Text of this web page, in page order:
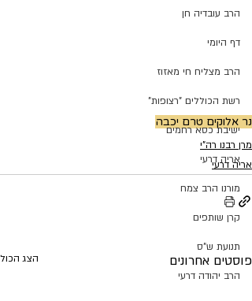
הרב עובדיה חן
דף היומי
הרב מצליח חי מאזוז
רשת הכוללים "רצופות"
ישיבת כסא רחמים
אריה דרעי
מורנו הרב צמח
קרן שותפים
תנועת ש"ס
הרב יהודה דרעי
נר אלוקים טרם יכבה
מרן רבנו רה"י
אריה דרעי
פוסטים אחרונים הצג הכול